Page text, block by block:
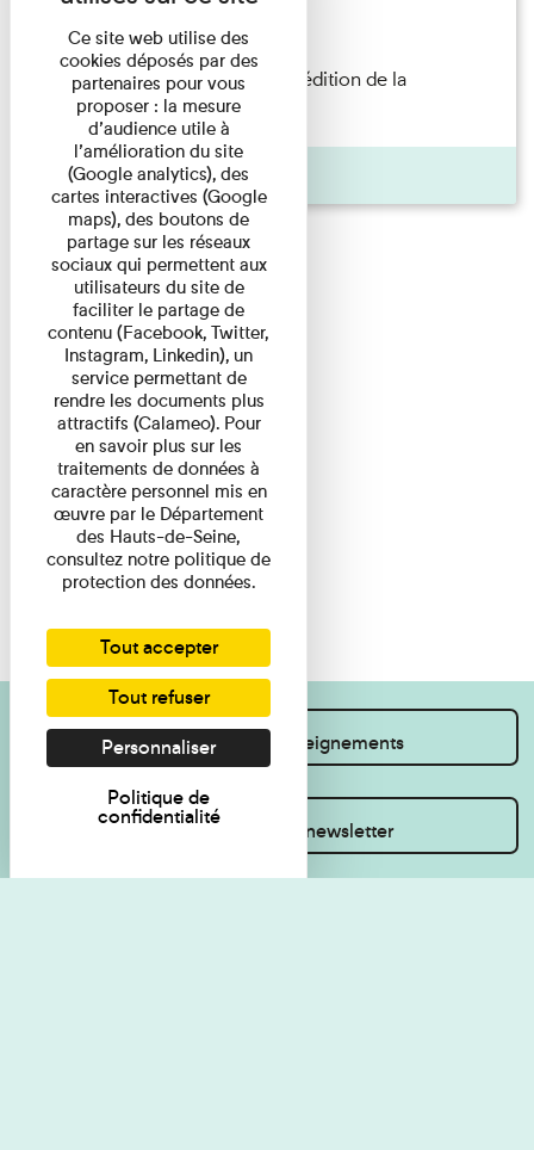
20/01/2026
L'appel à projets, pour la 5ème édition de la
résidence de création, est ...
Actualité
Je souhaite des renseignements
Inscrivez-vous à la newsletter
Ce site web utilise des
cookies déposés par des
partenaires pour vous
proposer : la mesure
d’audience utile à
l’amélioration du site
(Google analytics), des
cartes interactives (Google
maps), des boutons de
partage sur les réseaux
sociaux qui permettent aux
utilisateurs du site de
faciliter le partage de
contenu (Facebook, Twitter,
Instagram, Linkedin), un
service permettant de
rendre les documents plus
attractifs (Calameo). Pour
en savoir plus sur les
traitements de données à
caractère personnel mis en
œuvre par le Département
des Hauts-de-Seine,
consultez notre politique de
protection des données.
Tout accepter
Tout refuser
Personnaliser
Politique de
confidentialité